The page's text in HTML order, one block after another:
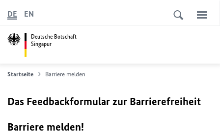
Deutsche Botschaft
Singapur
DE EN
Startseite Barriere melden
Das Feedbackformular zur Barrierefreiheit
Barriere melden!